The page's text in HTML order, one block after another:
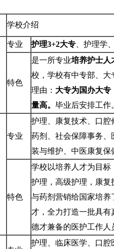
学校介绍
专业 护理3+2大专、护理学
特色
是一所专业培养护士人
校，学校有中专部、大
理由： 大专为国办大专
量高。 毕业后安排工作。
专业
护理、康复技术、口腔
药剂、社会保障事务、
装与维护、中医康复保
特色
学校以培养人才为目标
护理，高级护理，康复
与药剂营销给国家培养
才，全力打造一批具有
德才兼备的医护工作人
护理、临床医学、口腔